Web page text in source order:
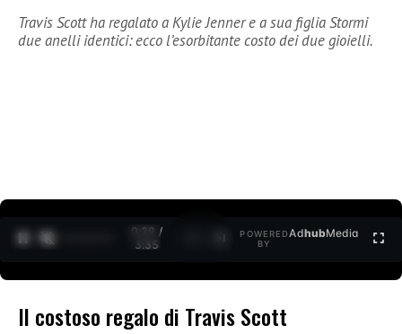
Travis Scott ha regalato a Kylie Jenner e a sua figlia Stormi
due anelli identici: ecco l’esorbitante costo dei due gioielli.
0:30 /
3:35
POWERED
BY
AdhubMedia
Il costoso regalo di Travis Scott